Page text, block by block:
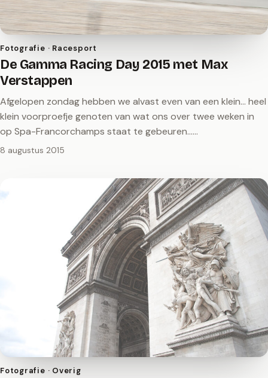
Fotografie · Racesport
De Gamma Racing Day 2015 met Max
Verstappen
Afgelopen zondag hebben we alvast even van een klein... heel
klein voorproefje genoten van wat ons over twee weken in
op Spa-Francorchamps staat te gebeuren...…
8 augustus 2015
Fotografie · Overig